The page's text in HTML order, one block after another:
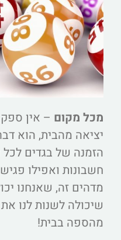
מכל מקום – אין
יציאה מהבית, הוא
הזמנה של בגדים
חשבונות ואפילו
מדהים זה, שאנחנו
שיכולה לשנות לנו
מהספה בבית!